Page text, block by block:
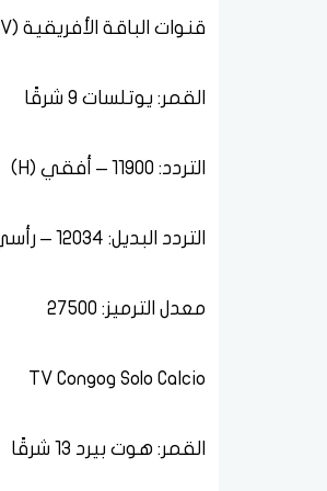
قنوات الباقة الأفريقية (ORTM – RTB – BTV)
القمر: يوتلسات 9 شرقًا
التردد: 11900 – أفقي (H)
التردد البديل: 12034 – رأسي (V)
معدل الترميز: 27500
Solo Calcio وTV Congo
القمر: هوت بيرد 13 شرقًا